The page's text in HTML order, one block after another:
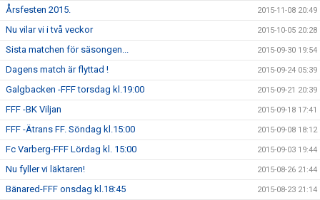
Årsfesten 2015. 2015-11-08 20:49
Nu vilar vi i två veckor 2015-10-05 20:28
Sista matchen för säsongen... 2015-09-30 19:54
Dagens match är flyttad ! 2015-09-24 05:39
Galgbacken -FFF torsdag kl.19:00 2015-09-21 20:39
FFF -BK Viljan 2015-09-18 17:41
FFF -Ätrans FF. Söndag kl.15:00 2015-09-08 18:12
Fc Varberg-FFF Lördag kl. 15:00 2015-09-03 19:44
Nu fyller vi läktaren! 2015-08-26 21:44
Bänared-FFF onsdag kl.18:45 2015-08-23 21:14